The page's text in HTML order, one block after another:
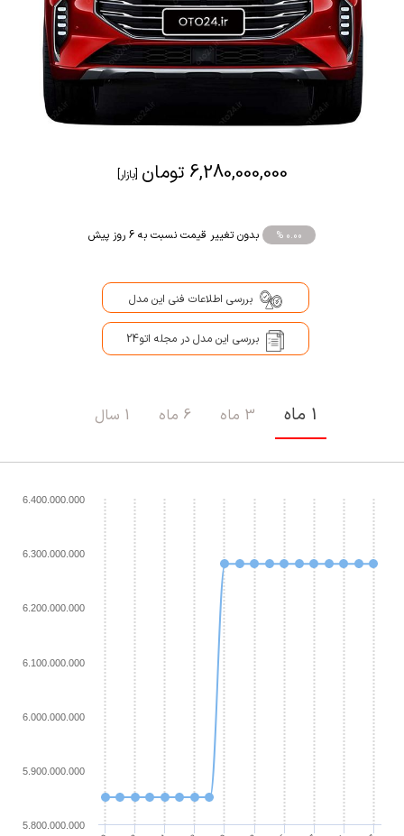
6,280,000,000 تومان [بازار]
% 0.00 بدون تغییر قیمت نسبت به 6 روز پیش
بررسی اطلاعات فنی این مدل
بررسی این مدل در مجله اتو24
1 ماه 3 ماه 6 ماه 1 سال
5.800.000.000
5.900.000.000
6.000.000.000
6.100.000.000
6.200.000.000
6.300.000.000
6.400.000.000